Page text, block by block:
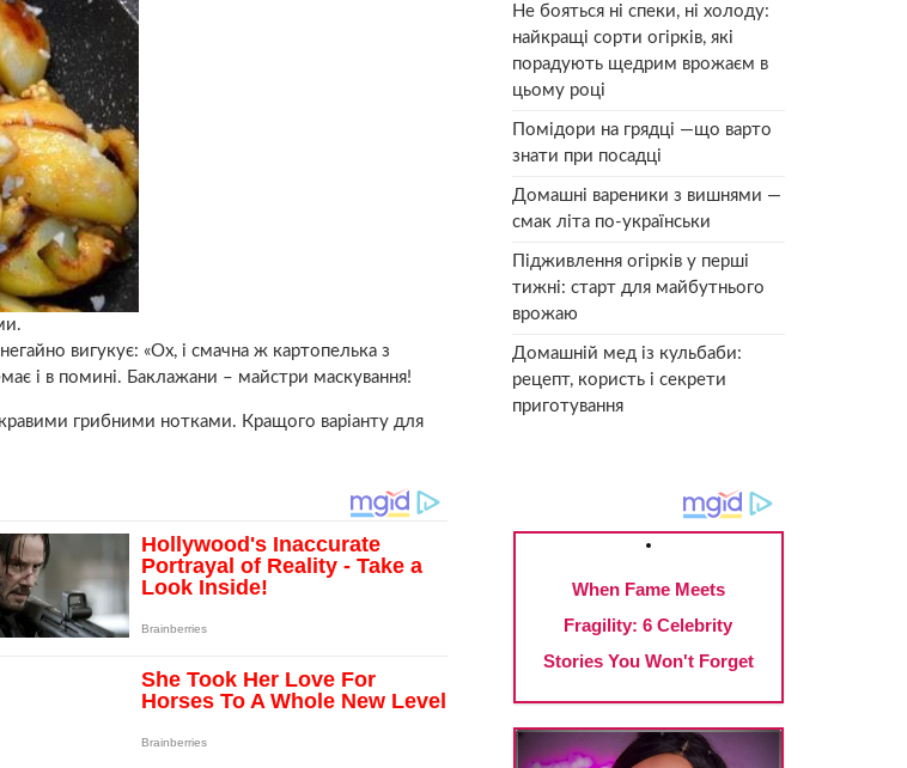
вигукує: «Ох, і смачна ж картопелька з
і в помині. Баклажани – майстри маскування!
грибними нотками. Кращого варіанту для
Не бояться ні спеки, ні холоду:
найкращі сорти огірків, які
порадують щедрим врожаєм в
цьому році
Помідори на грядці —що варто
знати при посадці
Домашні вареники з вишнями —
смак літа по-українськи
Підживлення огірків у перші
тижні: старт для майбутнього
врожаю
Домашній мед із кульбаби:
рецепт, користь і секрети
приготування